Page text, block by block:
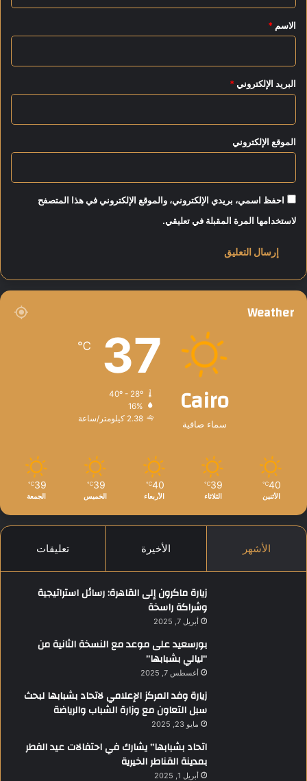
ي
ا
*
الاسم *
البريد الإلكتروني *
الموقع الإلكتروني
احفظ اسمي، بريدي الإلكتروني، والموقع الإلكتروني في هذا المتصفح
لاستخدامها المرة المقبلة في تعليقي.
Weather
Cairo
سماء صافية
37
℃
40º - 28º
16%
2.38 كيلومتر/ساعة
40
℃
الأثنين
39
℃
الثلاثاء
40
℃
الأربعاء
39
℃
الخميس
39
℃
الجمعة
الأشهر الأخيرة تعليقات
زيارة ماكرون إلى القاهرة: رسائل استراتيجية
وشراكة راسخة
أبريل 7, 2025
بورسعيد على موعد مع النسخة الثانية من
“ليالي بشبابها”
أغسطس 7, 2025
زيارة وفد المركز الإعلامي لاتحاد بشبابها لبحث
سبل التعاون مع وزارة الشباب والرياضة
مايو 23, 2025
اتحاد بشبابها” يشارك في احتفالات عيد الفطر
بمدينة القناطر الخيرية
أبريل 1, 2025